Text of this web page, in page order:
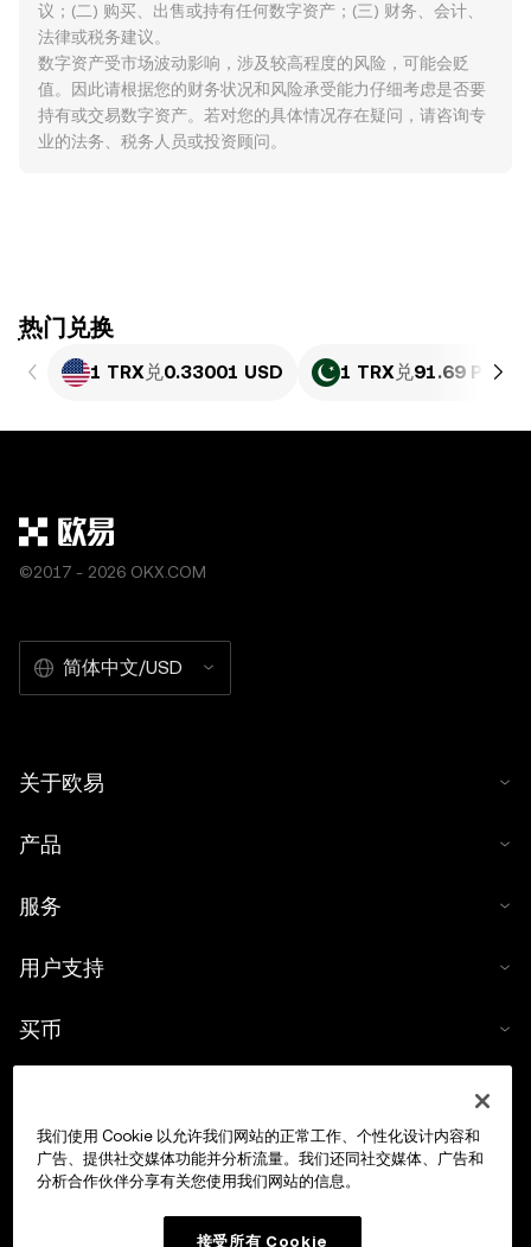
议；(二) 购买、出售或持有任何数字资产；(三) 财务、会计、
法律或税务建议。
数字资产受市场波动影响，涉及较高程度的风险，可能会贬
值。因此请根据您的财务状况和风险承受能力仔细考虑是否要
持有或交易数字资产。若对您的具体情况存在疑问，请咨询专
业的法务、税务人员或投资顾问。
ִִִִִִִִִִִִִִִִִִִִִִִִִִִִִִִִִִִִִִִִִִִִִִִִ热门兑换
1 TRX兑0.33001 USD 1 TRX兑91.69 PKR
©2017 - 2026 OKX.COM
简体中文/USD
关于欧易
产品
服务
用户支持
买币
交易
我们使用 Cookie 以允许我们网站的正常工作、个性化设计内容和
广告、提供社交媒体功能并分析流量。我们还同社交媒体、广告和
分析合作伙伴分享有关您使用我们网站的信息。
接受所有 Cookie